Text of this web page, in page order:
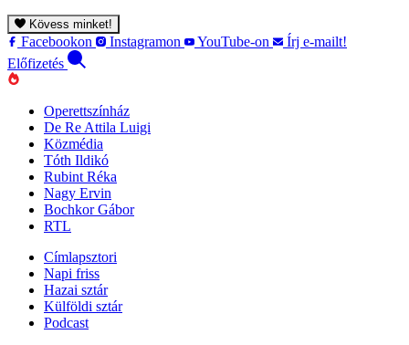
Kövess minket!
Facebookon Instagramon YouTube-on
Írj e-mailt!
Előfizetés
Operettszínház
De Re Attila Luigi
Közmédia
Tóth Ildikó
Rubint Réka
Nagy Ervin
Bochkor Gábor
RTL
Címlapsztori
Napi friss
Hazai sztár
Külföldi sztár
Podcast